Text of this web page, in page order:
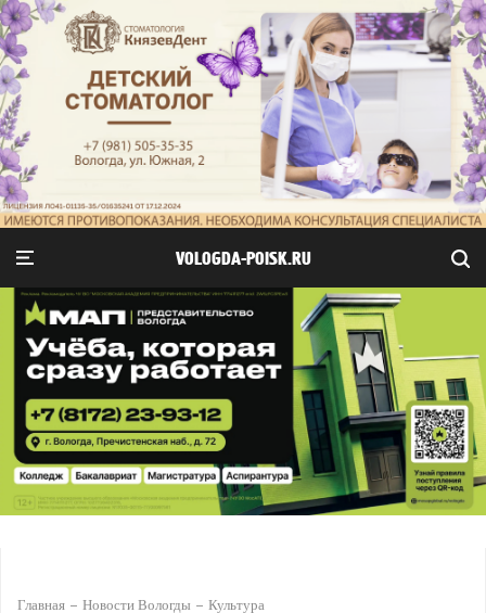
VOLOGDA-POISK.RU
Главная Новости Вологды Культура